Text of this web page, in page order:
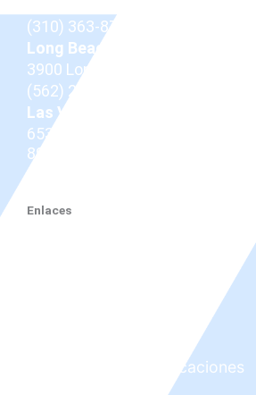
(310) 363-8757
Long Beach
3900 Long Beach Blvd,
(562) 206-0100
Las Vegas
653 N Town Center Dr #512,
89144
(725) 331-7487
Enlaces
Investigación y publicaciones